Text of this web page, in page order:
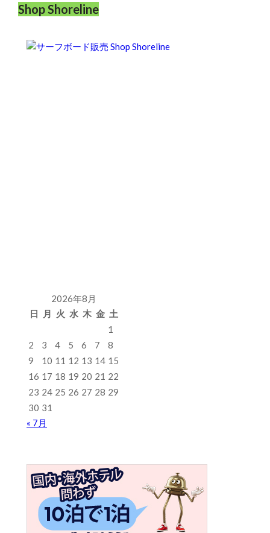
Shop Shoreline
2026年8月
日
月 火 水 木 金 土
1
2
3 4 5 6 7
8
9
10 11 12 13 14 15
16 17 18 19 20 21 22
23 24 25 26 27 28 29
30 31
« 7月